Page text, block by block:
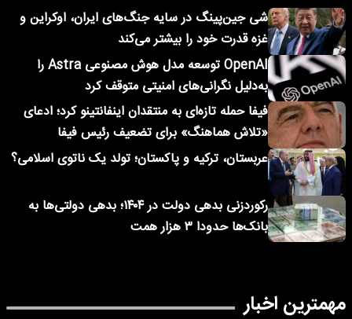
شی جین‌پینگ در سایه جنگ‌های ایران، اوکراین و
غزه قدرت خود را بیشتر می‌کند
OpenAI توسعه مدل هوش مصنوعی Astra را
به‌دلیل نگرانی‌های امنیتی متوقف کرد
فیفا حمله تازه‌ای به منتقدان اینفانتینو کرد؛ ادعای
«تلاش هماهنگ» برای تضعیف رئیس فیفا
عربستان، ترکیه و پاکستان؛ تولد یک ناتوی اسلامی؟
رکوردزنی بدهی دولت در ۱۴۰۴؛ بدهی دولتی‌ها به
بانک‌ها حدودا ۳ هزار همت
مهمترین اخبار